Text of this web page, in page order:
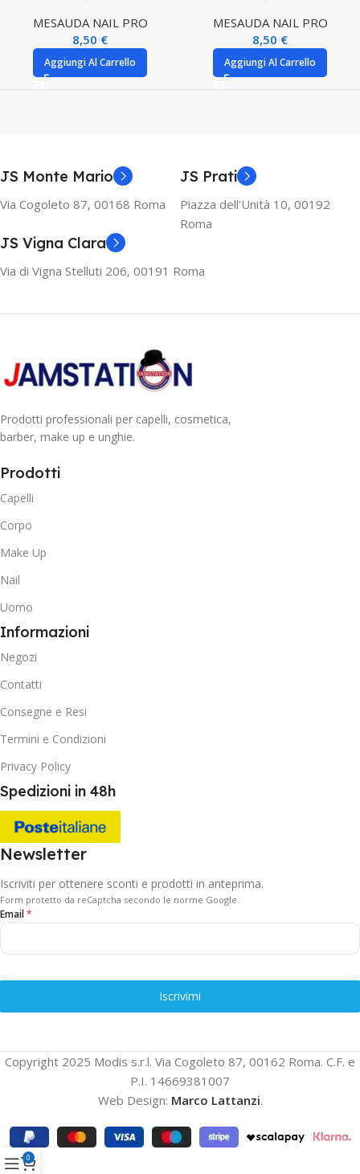
MESAUDA NAIL PRO
8,50 €
Aggiungi Al Carrello
MESAUDA NAIL PRO
8,50 €
Aggiungi Al Carrello
JS Monte Mario
Via Cogoleto 87, 00168 Roma
JS Prati
Piazza dell'Unità 10, 00192
Roma
JS Vigna Clara
Via di Vigna Stelluti 206, 00191 Roma
Prodotti professionali per capelli, cosmetica,
barber, make up e unghie.
Prodotti
Capelli
Corpo
Make Up
Nail
Uomo
Informazioni
Negozi
Contatti
Consegne e Resi
Termini e Condizioni
Privacy Policy
Spedizioni in 48h
Newsletter
Iscriviti per ottenere sconti e prodotti in anteprima.
Form protetto da reCaptcha secondo le norme Google.
Email*
Iscrivimi
Copyright 2025 Modis s.r.l. Via Cogoleto 87, 00162 Roma. C.F. e
P.I. 14669381007
Web Design: Marco Lattanzi.
0